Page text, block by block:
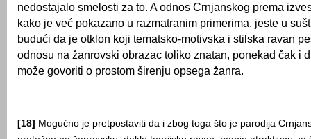
nedostajalo smelosti za to. A odnos Crnjanskog prema
kako je već pokazano u razmatranim primerima, jeste u
budući da je otklon koji tematsko-motivska i stilska ravan
odnosu na žanrovski obrazac toliko znatan, ponekad čak i
može govoriti o prostom širenju opsega žanra.
[18] Mogućno je pretpostaviti da i zbog toga što je parodija